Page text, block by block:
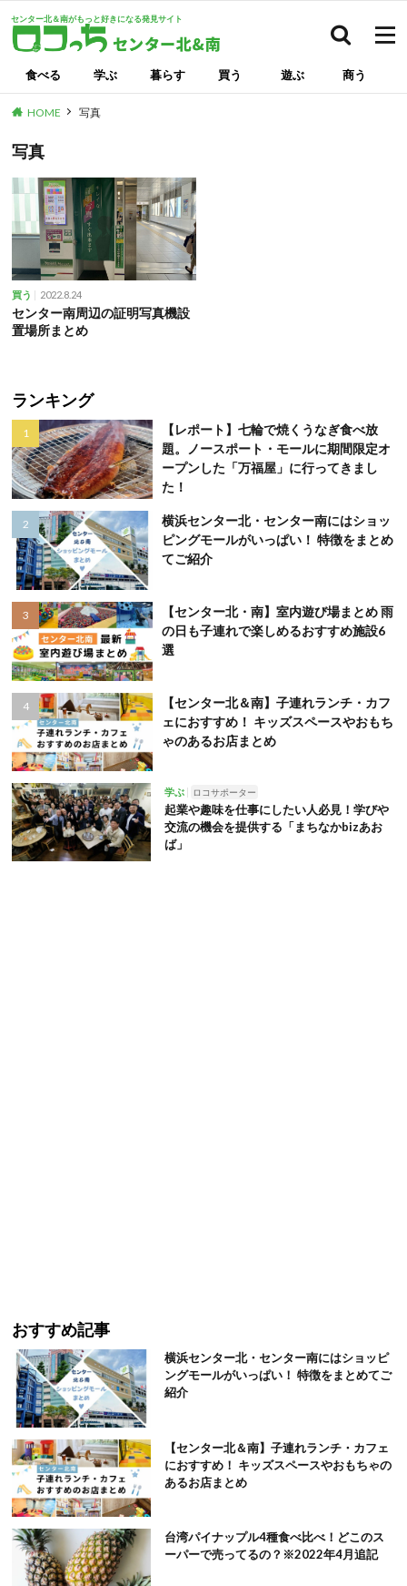
センター北＆南がもっと好きになる発見サイト
食べる 学ぶ 暮らす 買う 遊ぶ 商う
HOME 写真
写真
買う 2022.8.24
センター南周辺の証明写真機設
置場所まとめ
ランキング
【レポート】七輪で焼くうなぎ食べ放
題。ノースポート・モールに期間限定オ
ープンした「万福屋」に行ってきまし
た！
横浜センター北・センター南にはショッ
ピングモールがいっぱい！ 特徴をまとめ
てご紹介
【センター北・南】室内遊び場まとめ 雨
の日も子連れで楽しめるおすすめ施設6
選
【センター北＆南】子連れランチ・カフ
ェにおすすめ！ キッズスペースやおもち
ゃのあるお店まとめ
学ぶ ロコサポーター
起業や趣味を仕事にしたい人必見！学びや
交流の機会を提供する「まちなかbizあお
ば」
おすすめ記事
横浜センター北・センター南にはショッピ
ングモールがいっぱい！ 特徴をまとめてご
紹介
【センター北＆南】子連れランチ・カフェ
におすすめ！ キッズスペースやおもちゃの
あるお店まとめ
台湾パイナップル4種食べ比べ！どこのス
ーパーで売ってるの？※2022年4月追記